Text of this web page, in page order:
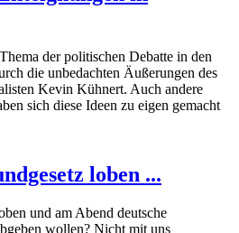
der politischen Debatte in den
die unbedachten Äußerungen des
Kevin Kühnert. Auch andere
sich diese Ideen zu eigen gemacht
loben ...
und am Abend deutsche
wollen? Nicht mit uns